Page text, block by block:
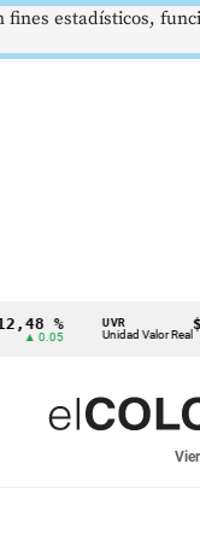
UVR
Unidad Valor Real
estadísticos,